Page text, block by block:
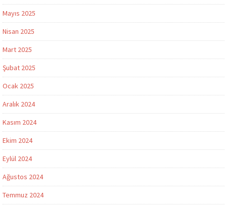
Mayıs 2025
Nisan 2025
Mart 2025
Şubat 2025
Ocak 2025
Aralık 2024
Kasım 2024
Ekim 2024
Eylül 2024
Ağustos 2024
Temmuz 2024